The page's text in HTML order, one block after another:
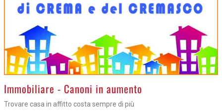
>Immobiliare - Canoni in aumento
Trovare casa in affitto costa sempre di più